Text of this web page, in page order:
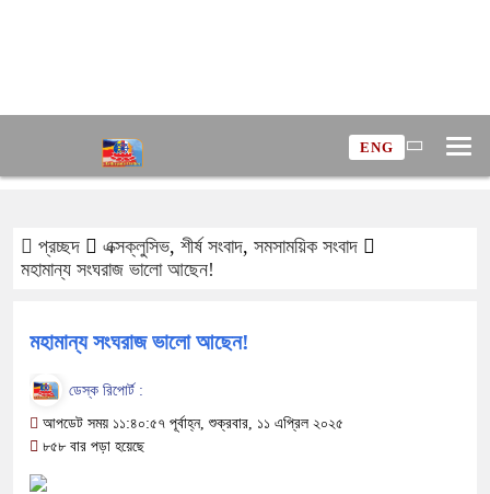
ENG
প্রচ্ছদ এক্সক্লুসিভ, শীর্ষ সংবাদ, সমসাময়িক সংবাদ
মহামান্য সংঘরাজ ভালো আছেন!
মহামান্য সংঘরাজ ভালো আছেন!
ডেস্ক রিপোর্ট :
আপডেট সময় ১১:৪০:৫৭ পূর্বাহ্ন, শুক্রবার, ১১ এপ্রিল ২০২৫
৮৫৮ বার পড়া হয়েছে